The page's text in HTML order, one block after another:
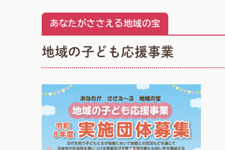
あなたがささえる地域の宝
地域の子ども応援事業